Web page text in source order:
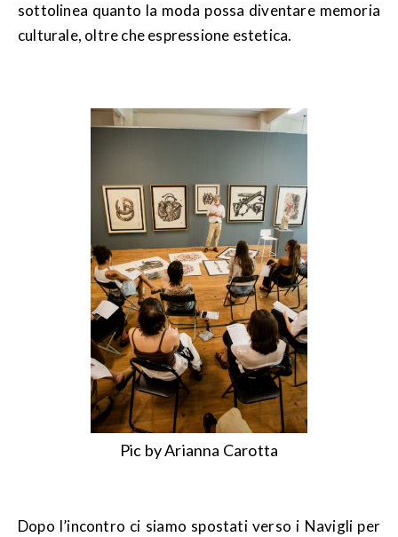
sottolinea quanto la moda possa diventare memoria
culturale, oltre che espressione estetica.
Pic by Arianna Carotta
Dopo l’incontro ci siamo spostati verso i Navigli per